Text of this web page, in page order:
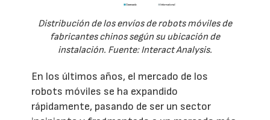
Distribución de los envíos de robots móviles de
fabricantes chinos según su ubicación de
instalación. Fuente: Interact Analysis.
En los últimos años, el mercado de los
robots móviles se ha expandido
rápidamente, pasando de ser un sector